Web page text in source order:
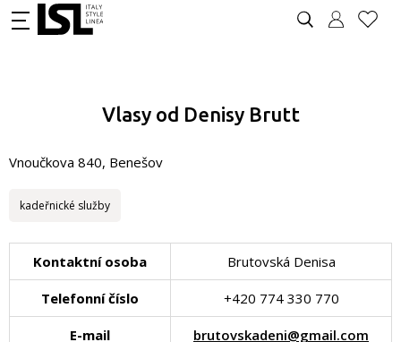
Vlasy od Denisy Brutt
Vnoučkova 840, Benešov
kadeřnické služby
Kontaktní osoba Brutovská Denisa
Telefonní číslo +420 774 330 770
E-mail brutovskadeni@gmail.com